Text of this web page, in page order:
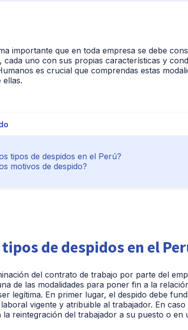
importante que en toda empresa se debe
cada uno con sus propias características y
es crucial que comprendas estas
ellas.
tipos de despidos en el Perú?
motivos de despido?
de despidos en el
del contrato de trabajo por parte del
de las modalidades para poner fin a la
legítima. En primer lugar, el despido debe
vigente y atribuible al trabajador. En
reintegración del trabajador a su puesto o en